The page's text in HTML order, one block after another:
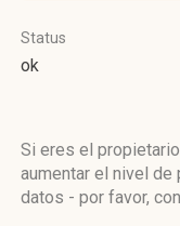
Status
ok
Si eres el
aumentar el nivel
datos - por favor,